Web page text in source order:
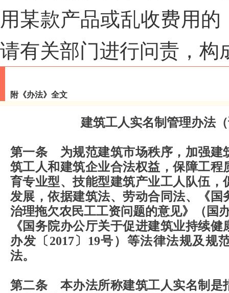
用某款产品或乱收费用
请有关部门进行问责，
附《办法》全文
建筑工人实名制管理办法
第一条 为规范建筑市场秩序，加强建
筑工人和建筑企业合法权益，保障工程
育专业型、技能型建筑产业工人队伍，
发展，依据建筑法、劳动合同法、《国
治理拖欠农民工工资问题的意见》（国
《国务院办公厅关于促进建筑业持续
办发〔2017〕19号）等法律法规及规
法。
第二条 本办法所称建筑工人实名制是